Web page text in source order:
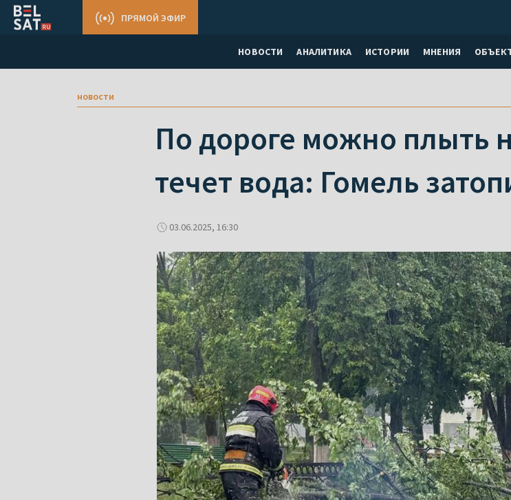
НОВОСТИ АНАЛИТИКА ИСТОРИИ МНЕНИЯ
ПРЯМОЙ ЭФИР
новости
По дороге можно плыть
течет вода: Гомель
03.06.2025, 16:30